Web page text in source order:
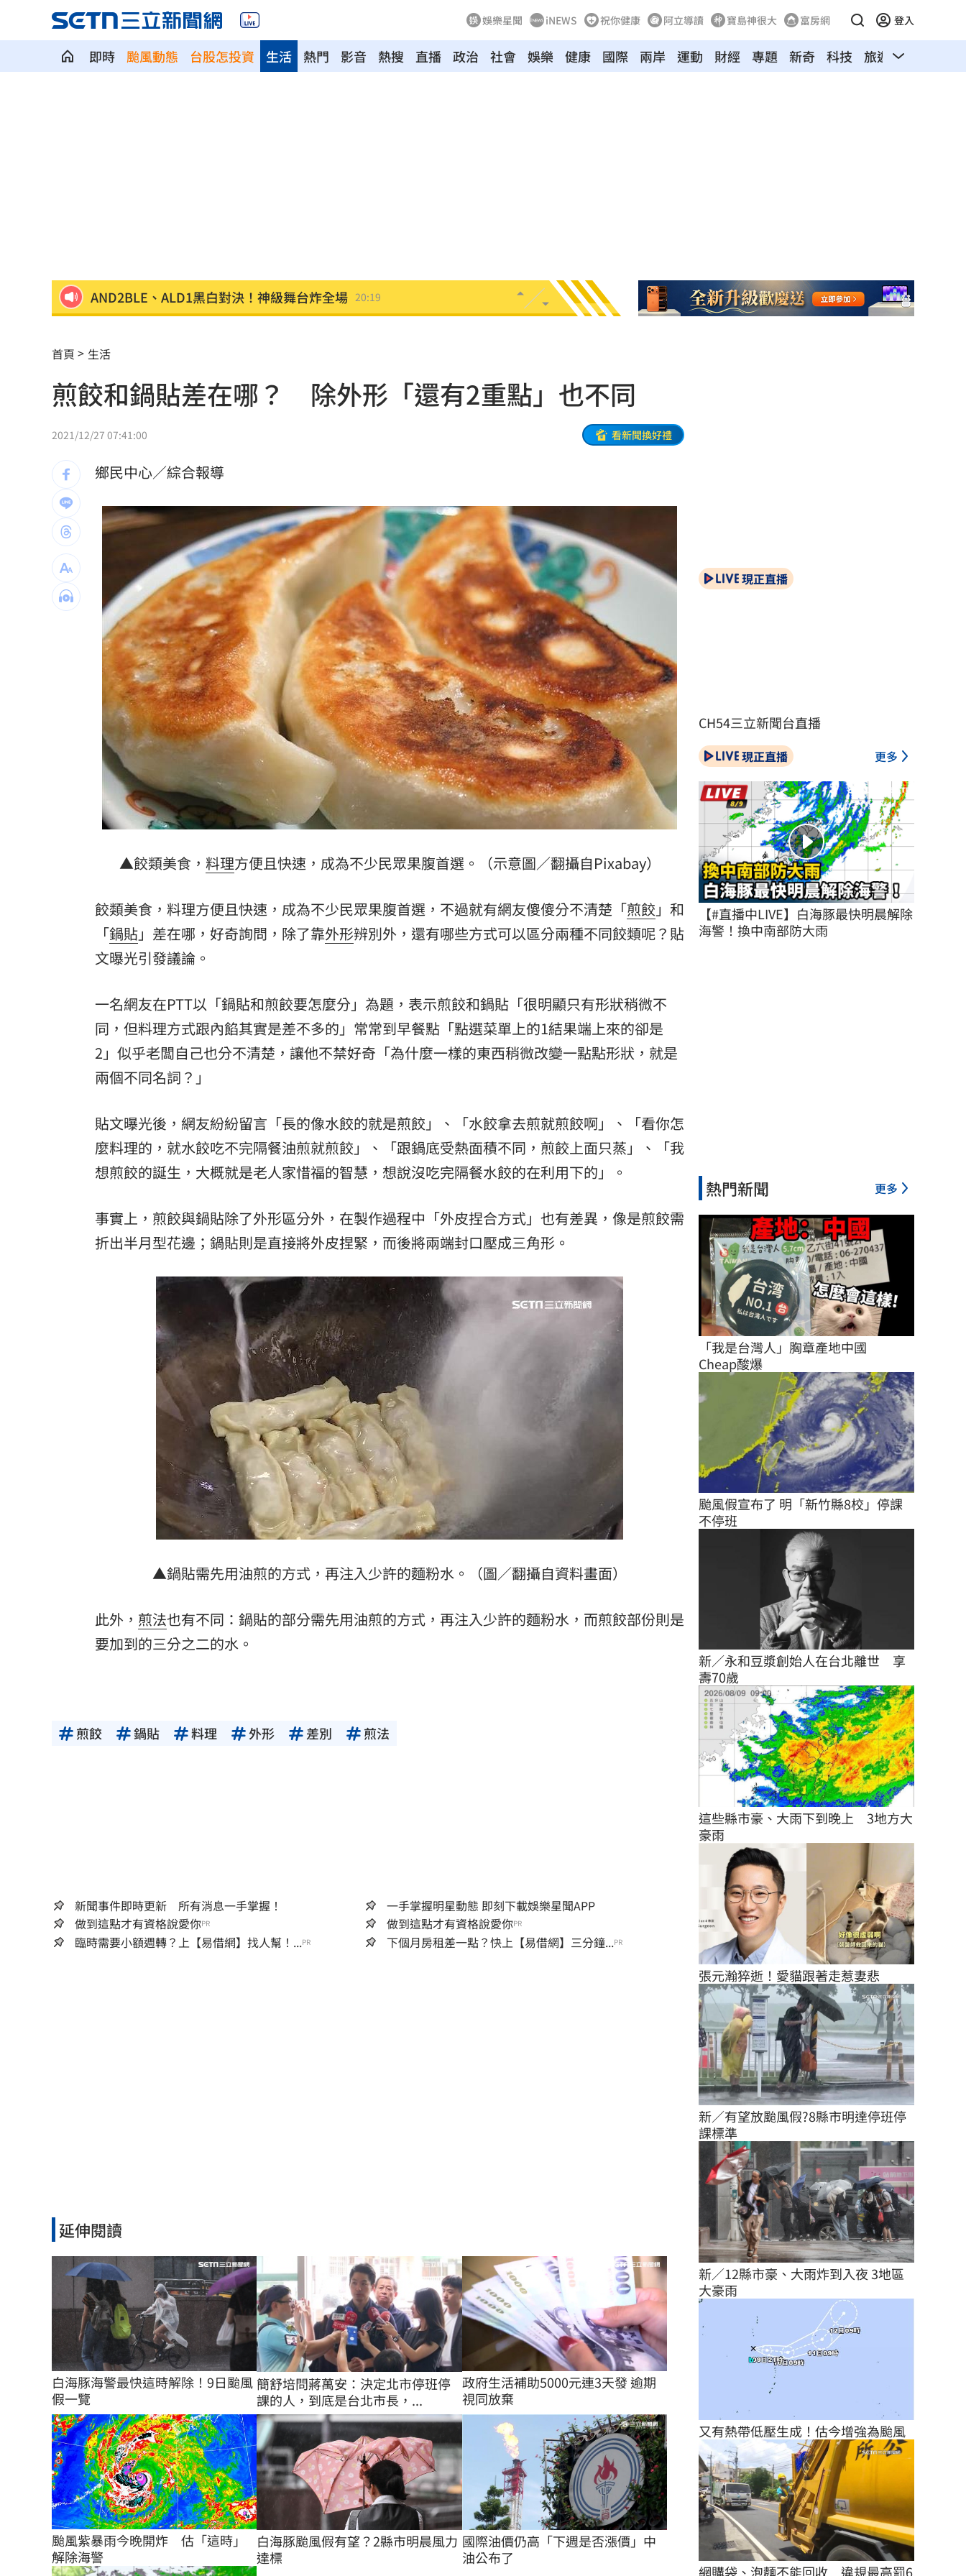
娛樂星聞 iNEWS 祝你健康 阿立導讀 寶島神很大 富房網 登入
即時 颱風動態 台股怎投資 熱門 影音 熱搜 直播 政治 社會 娛樂
生活 健康 國際 兩岸 運動 財經 專題 新奇 科技 旅遊 汽車
AND2BLE、ALD1黑白對決！神級舞台炸全場 20:19
獨／再爆隨機攻擊？婦控外送員無故賞巴掌 20:14
產蛋量下降 本週「蛋價漲3元」
KISS OF LIFE飆唱 秀經典擦汗全場瘋掉 20:08
禾伸堂、南電出關日 處置股新規風險曝
平野惠一率兄弟奪171勝 中職最多勝外教 19:56
女股神加碼狂掃台積電！外媒揭全因這巨頭 19:53
想吃清淡！他搭機點「這特殊餐」傻眼了 19:51
買房3年才知「蜘蛛人住我家」屋主超傻眼 19:47
生日變親人忌日！直升機慶祝墜機4人罹難 19:47
台中小五童遭同學踢下體腫2倍大 判賠金曝 19:42
粉絲輕生後首露面！西村力演唱會狀態超好 19:33
阿信慘跌 親洩言承旭吳建豪周渝民真面目 19:33
台灣彩券開獎直播中 20:31
LIVE三立+24小時直播 15:27
商場戰國來臨 台中「頂奢大道」逐漸成形 12:00
「拍片人的多重宇宙」職涯論壇9/12登場！ 10:30
理想混蛋號召粉絲跨海追星吃美食！ 18:15
首頁 生活
煎餃和鍋貼差在哪？ 除外形「還有2重點」也不同
2021/12/27 07:41:00 看新聞換好禮
鄉民中心／綜合報導
▲餃類美食， 料理方便且快速，成為不少民眾果腹首選。（示意圖／翻攝自Pixabay）
餃類美食，料理方便且快速，成為不少民眾果腹首選，不過就有網友傻傻分不清楚「煎餃 」和
「鍋貼」差在哪，好奇詢問，除了靠外形辨別外，還有哪些方式可以區分兩種不同餃類呢？貼
文曝光引發議論。
一名網友在PTT以「鍋貼和煎餃要怎麼分」為題，表示煎餃和鍋貼「很明顯只有形狀稍微不
同，但料理方式跟內餡其實是差不多的」常常到早餐點「點選菜單上的1結果端上來的卻是
2」似乎老闆自己也分不清楚，讓他不禁好奇「為什麼一樣的東西稍微改變一點點形狀，就是
兩個不同名詞？」
貼文曝光後，網友紛紛留言「長的像水餃的就是煎餃」、「水餃拿去煎就煎餃啊」、「看你怎
麼料理的，就水餃吃不完隔餐油煎就煎餃」、「跟鍋底受熱面積不同，煎餃上面只蒸」、「我
想煎餃的誕生，大概就是老人家惜福的智慧，想說沒吃完隔餐水餃的在利用下的」。
事實上，煎餃與鍋貼除了外形區分外，在製作過程中「外皮捏合方式」也有差異，像是煎餃需
折出半月型花邊；鍋貼則是直接將外皮捏緊，而後將兩端封口壓成三角形。
▲鍋貼需先用油煎的方式，再注入少許的麵粉水。（圖／翻攝自資料畫面）
此外， 煎法也有不同：鍋貼的部分需先用油煎的方式，再注入少許的麵粉水，而煎餃部份則是
要加到的三分之二的水。
煎餃 鍋貼 料理 外形 差別 煎法
新聞事件即時更新 所有消息一手掌握！
一手掌握明星動態 即刻下載娛樂星聞APP
做到這點才有資格說愛你PR 做到這點才有資格說愛你PR
臨時需要小額週轉？上【易借網】找人幫！...PR 下個月房租差一點？快上【易借網】三分鐘...PR
延伸閱讀
白海豚海警最快這時解除！9日颱風
假一覽
簡舒培問蔣萬安：決定北市停班停
課的人，到底是台北市長，...
政府生活補助5000元連3天發 逾期
視同放棄
颱風紫暴雨今晚開炸　估「這時」
解除海警
白海豚颱風假有望？2縣市明晨風力
達標
國際油價仍高「下週是否漲價」中
油公布了
現正直播
CH54三立新聞台直播
現正直播 更多
【#直播中LIVE】白海豚最快明晨解除
海警！換中南部防大雨
熱門新聞 更多
「我是台灣人」胸章產地中國
Cheap酸爆
颱風假宣布了 明「新竹縣8校」停課
不停班
新／永和豆漿創始人在台北離世　享
壽70歲
這些縣市豪、大雨下到晚上　3地方大
豪雨
張元瀚猝逝！愛貓跟著走惹妻悲
新／有望放颱風假?8縣市明達停班停
課標準
新／12縣市豪、大雨炸到入夜 3地區
大豪雨
又有熱帶低壓生成！估今增強為颱風
網購袋、泡麵不能回收　違規最高罰6